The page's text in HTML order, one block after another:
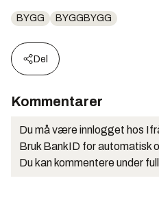
BYGG BYGGBYGG
Del
Kommentarer
Du må være innlogget hos
Bruk BankID for automatisk
Du kan kommentere under